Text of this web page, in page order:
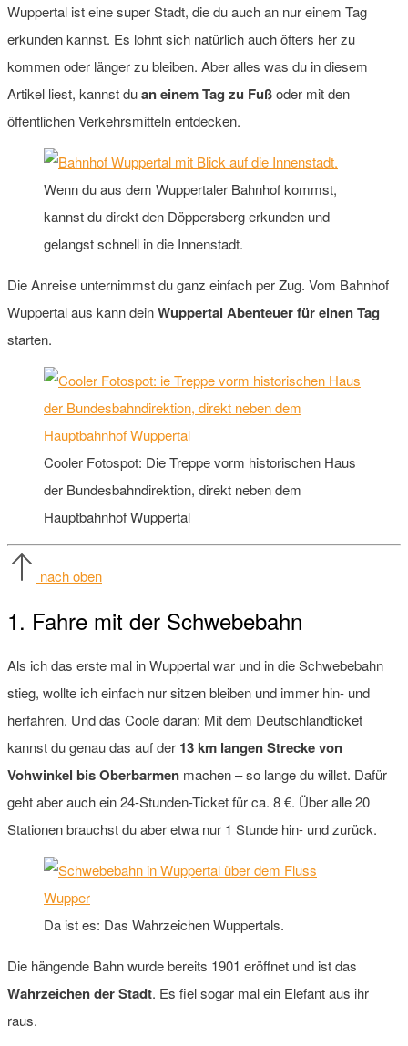
Wuppertal ist eine super Stadt, die du auch an nur einem Tag
erkunden kannst. Es lohnt sich natürlich auch öfters her zu
kommen oder länger zu bleiben. Aber alles was du in diesem
Artikel liest, kannst duan einem Tag zu Fußoder mit den
öffentlichen Verkehrsmitteln entdecken.
Wenn du aus dem Wuppertaler Bahnhof kommst,
kannst du direkt den Döppersberg erkunden und
gelangst schnell in die Innenstadt.
Die Anreise unternimmst du ganz einfach per Zug. Vom Bahnhof
Wuppertal aus kann deinWuppertal Abenteuer für einen Tag
starten.
Cooler Fotospot: Die Treppe vorm historischen Haus
der Bundesbahndirektion, direkt neben dem
Hauptbahnhof Wuppertal
nach oben
1. Fahre mit der Schwebebahn
Als ich das erste mal in Wuppertal war und in die Schwebebahn
stieg, wollte ich einfach nur sitzen bleiben und immer hin- und
herfahren. Und das Coole daran: Mit dem Deutschlandticket
kannst du genau das auf der 13 km langen Strecke von
Vohwinkel bis Oberbarmen machen – so lange du willst. Dafür
geht aber auch ein 24-Stunden-Ticket für ca. 8 €. Über alle 20
Stationen brauchst du aber etwa nur 1 Stunde hin- und zurück.
Da ist es: Das Wahrzeichen Wuppertals.
Die hängende Bahn wurde bereits 1901 eröffnet und ist das
Wahrzeichen der Stadt. Es fiel sogar mal ein Elefant aus ihr
raus.